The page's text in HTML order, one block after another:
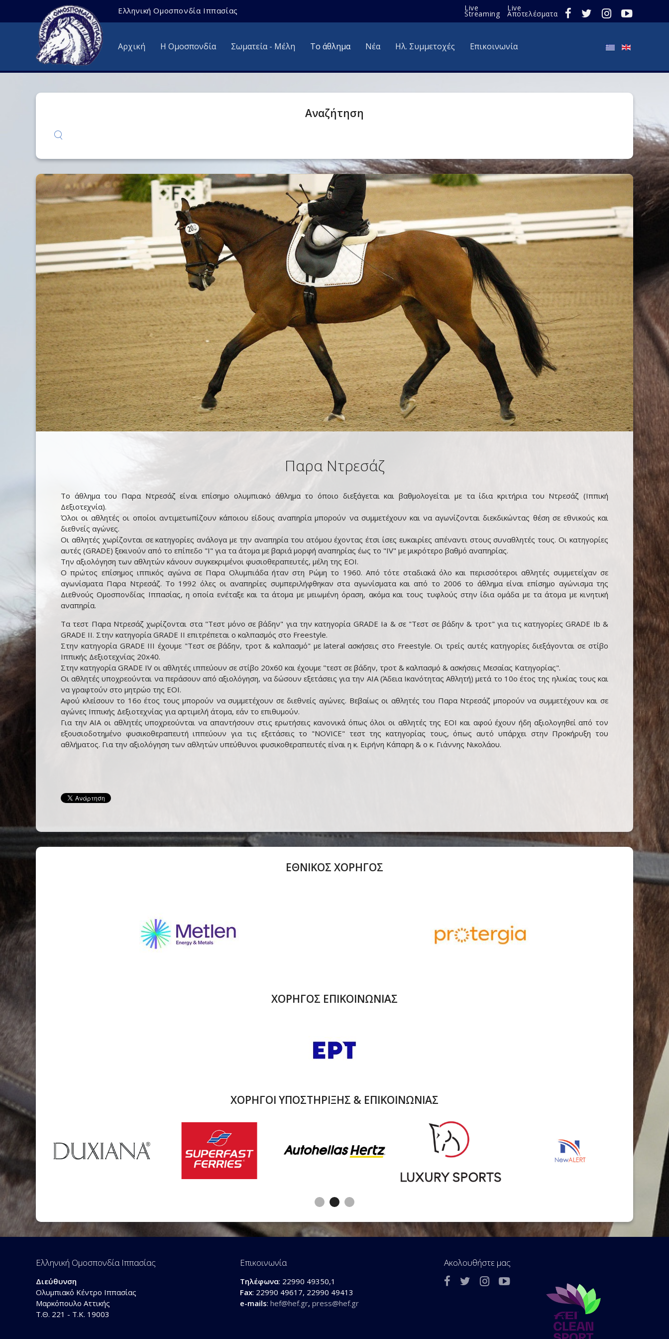
Ελληνική Ομοσπονδία Ιππασίας Live
Streaming
Live
Αποτελέσματα
Αρχική Η Ομοσπονδία Σωματεία - Μέλη Το άθλημα Νέα Ηλ. Συμμετοχές Επικοινωνία
Αναζήτηση
Παρα Ντρεσάζ
Το άθλημα του Παρα Ντρεσάζ είναι επίσημο ολυμπιακό άθλημα το όποιο διεξάγεται και βαθμολογείται με τα ίδια κριτήρια του Ντρεσάζ (Ιππική
Δεξιοτεχνία).
Όλοι οι αθλητές οι οποίοι αντιμετωπίζουν κάποιου είδους αναπηρία μπορούν να συμμετέχουν και να αγωνίζονται διεκδικώντας θέση σε εθνικούς και
διεθνείς αγώνες.
Οι αθλητές χωρίζονται σε κατηγορίες ανάλογα με την αναπηρία του ατόμου έχοντας έτσι ίσες ευκαιρίες απέναντι στους συναθλητές τους. Οι κατηγορίες
αυτές (GRADE) ξεκινούν από το επίπεδο "Ι" για τα άτομα με βαριά μορφή αναπηρίας έως το "IV" με μικρότερο βαθμό αναπηρίας.
Την αξιολόγηση των αθλητών κάνουν συγκεκριμένοι φυσιοθεραπευτές, μέλη της ΕΟΙ.
Ο πρώτος επίσημος ιππικός αγώνα σε Παρα Ολυμπιάδα ήταν στη Ρώμη το 1960. Από τότε σταδιακά όλο και περισσότεροι αθλητές συμμετείχαν σε
αγωνίσματα Παρα Ντρεσάζ. Το 1992 όλες οι αναπηρίες συμπεριλήφθηκαν στα αγωνίσματα και από το 2006 το άθλημα είναι επίσημο αγώνισμα της
Διεθνούς Ομοσπονδίας Ιππασίας, η οποία ενέταξε και τα άτομα με μειωμένη όραση, ακόμα και τους τυφλούς στην ίδια ομάδα με τα άτομα με κινητική
αναπηρία.
Τα τεστ Παρα Ντρεσάζ χωρίζονται στα "Τεστ μόνο σε βάδην" για την κατηγορία GRADE Ia & σε "Τεστ σε βάδην & τροτ" για τις κατηγορίες GRADE Ib &
GRADE II. Στην κατηγορία GRADE II επιτρέπεται ο καλπασμός στο Freestyle.
Στην κατηγορία GRADE III έχουμε "Τεστ σε βάδην, τροτ & καλπασμό" με lateral ασκήσεις στο Freestyle. Οι τρείς αυτές κατηγορίες διεξάγονται σε στίβο
Ιππικής Δεξιοτεχνίας 20x40.
Στην κατηγορία GRADE IV οι αθλητές ιππεύουν σε στίβο 20x60 και έχουμε "τεστ σε βάδην, τροτ & καλπασμό & ασκήσεις Μεσαίας Κατηγορίας".
Οι αθλητές υποχρεούνται να περάσουν από αξιολόγηση, να δώσουν εξετάσεις για την ΑΙΑ (Άδεια Ικανότητας Αθλητή) μετά το 10ο έτος της ηλικίας τους και
να γραφτούν στο μητρώο της ΕΟΙ.
Αφού κλείσουν το 16ο έτος τους μπορούν να συμμετέχουν σε διεθνείς αγώνες. Βεβαίως οι αθλητές του Παρα Ντρεσάζ μπορούν να συμμετέχουν και σε
αγώνες Ιππικής Δεξιοτεχνίας για αρτιμελή άτομα, εάν το επιθυμούν.
Για την ΑΙΑ οι αθλητές υποχρεούνται να απαντήσουν στις ερωτήσεις κανονικά όπως όλοι οι αθλητές της ΕΟΙ και αφού έχουν ήδη αξιολογηθεί από τον
εξουσιοδοτημένο φυσικοθεραπευτή ιππεύουν για τις εξετάσεις το "NOVICE" τεστ της κατηγορίας τους, όπως αυτό υπάρχει στην Προκήρυξη του
αθλήματος. Για την αξιολόγηση των αθλητών υπεύθυνοι φυσικοθεραπευτές είναι η κ. Ειρήνη Κάπαρη & ο κ. Γιάννης Νικολάου.
ΕΘΝΙΚΟΣ ΧΟΡΗΓΟΣ
ΧΟΡΗΓΟΣ ΕΠΙΚΟΙΝΩΝΙΑΣ
ΧΟΡΗΓΟΙ ΥΠΟΣΤΗΡΙΞΗΣ & ΕΠΙΚΟΙΝΩΝΙΑΣ
Ελληνική Ομοσπονδία Ιππασίας
Διεύθυνση
Ολυμπιακό Κέντρο Ιππασίας
Μαρκόπουλο Αττικής
Τ.Θ. 221 - Τ.Κ. 19003
Επικοινωνία
Τηλέφωνα: 22990 49350,1
Fax: 22990 49617, 22990 49413
e-mails: hef@hef.gr, press@hef.gr
Ακολουθήστε μας